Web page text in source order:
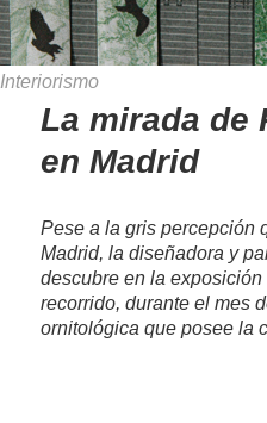
Interiorismo
La mirada de
en Madrid
Pese a la gris percepción
Madrid, la diseñadora y
descubre en la exposición
recorrido, durante el mes
ornitológica que posee la